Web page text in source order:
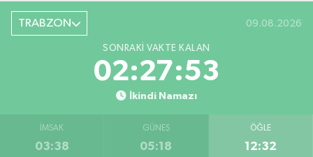
TRABZON 09.08.2026
SONRAKI VAKTE KALAN
02:27:52
İkindi Namazı
İMSAK
03:38
GÜNEŞ
05:18
ÖĞLE
12:32